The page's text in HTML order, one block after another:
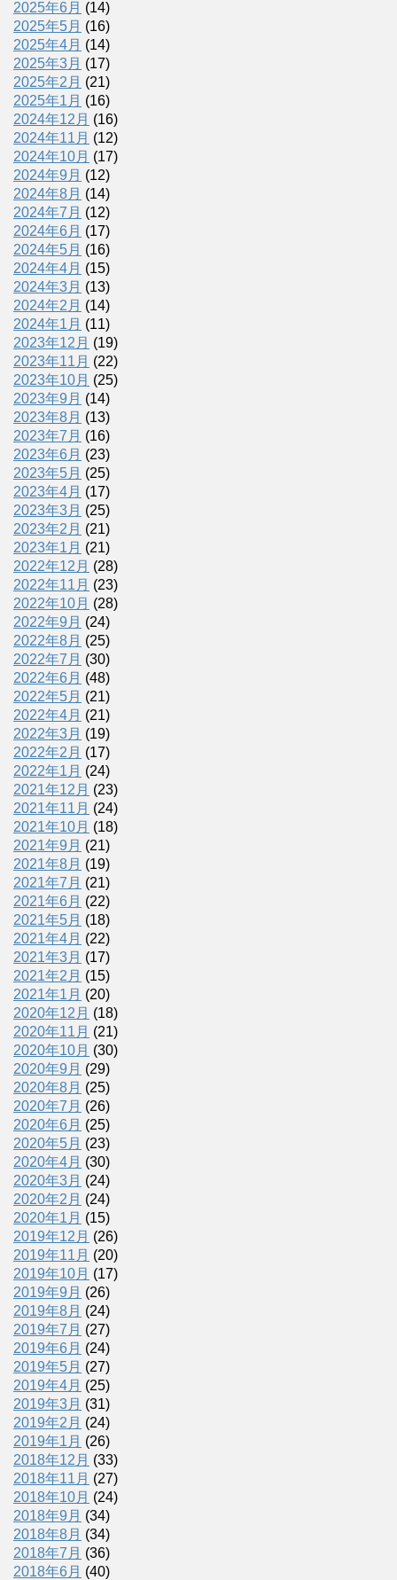
2025年6月 (14)
2025年5月 (16)
2025年4月 (14)
2025年3月 (17)
2025年2月 (21)
2025年1月 (16)
2024年12月 (16)
2024年11月 (12)
2024年10月 (17)
2024年9月 (12)
2024年8月 (14)
2024年7月 (12)
2024年6月 (17)
2024年5月 (16)
2024年4月 (15)
2024年3月 (13)
2024年2月 (14)
2024年1月 (11)
2023年12月 (19)
2023年11月 (22)
2023年10月 (25)
2023年9月 (14)
2023年8月 (13)
2023年7月 (16)
2023年6月 (23)
2023年5月 (25)
2023年4月 (17)
2023年3月 (25)
2023年2月 (21)
2023年1月 (21)
2022年12月 (28)
2022年11月 (23)
2022年10月 (28)
2022年9月 (24)
2022年8月 (25)
2022年7月 (30)
2022年6月 (48)
2022年5月 (21)
2022年4月 (21)
2022年3月 (19)
2022年2月 (17)
2022年1月 (24)
2021年12月 (23)
2021年11月 (24)
2021年10月 (18)
2021年9月 (21)
2021年8月 (19)
2021年7月 (21)
2021年6月 (22)
2021年5月 (18)
2021年4月 (22)
2021年3月 (17)
2021年2月 (15)
2021年1月 (20)
2020年12月 (18)
2020年11月 (21)
2020年10月 (30)
2020年9月 (29)
2020年8月 (25)
2020年7月 (26)
2020年6月 (25)
2020年5月 (23)
2020年4月 (30)
2020年3月 (24)
2020年2月 (24)
2020年1月 (15)
2019年12月 (26)
2019年11月 (20)
2019年10月 (17)
2019年9月 (26)
2019年8月 (24)
2019年7月 (27)
2019年6月 (24)
2019年5月 (27)
2019年4月 (25)
2019年3月 (31)
2019年2月 (24)
2019年1月 (26)
2018年12月 (33)
2018年11月 (27)
2018年10月 (24)
2018年9月 (34)
2018年8月 (34)
2018年7月 (36)
2018年6月 (40)